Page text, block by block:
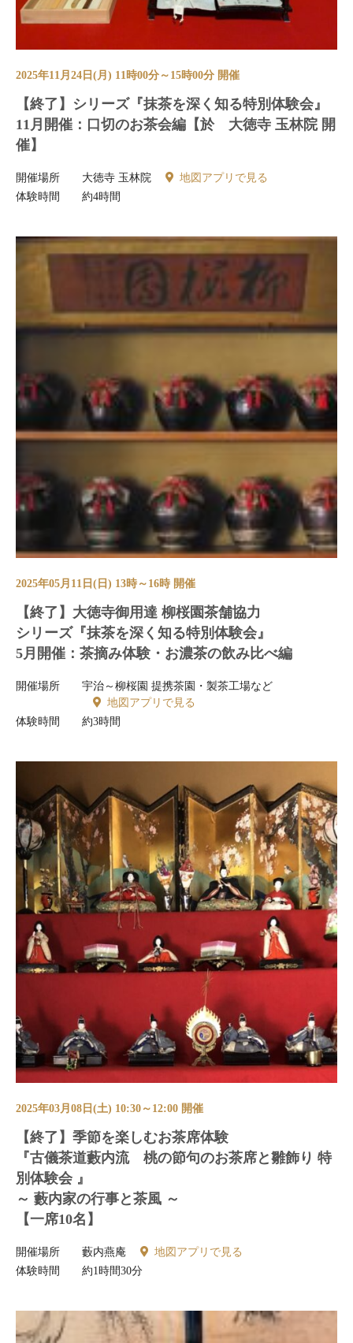
2025年11月24日(月) 11時00分～15時00分 開催
【終了】シリーズ『抹茶を深く知る特別体験会』
11月開催：口切のお茶会編【於 大徳寺 玉林院 開
催】
開催場所 大徳寺 玉林院
地図アプリで見る
体験時間
約4時間
2025年05月11日(日) 13時～16時 開催
【終了】大徳寺御用達 柳桜園茶舗協力
シリーズ『抹茶を深く知る特別体験会』
5月開催：茶摘み体験・お濃茶の飲み比べ編
開催場所
宇治～柳桜園 提携茶園・製茶工場など
地図アプリで見る
体験時間
約3時間
2025年03月08日(土) 10:30～12:00 開催
【終了】季節を楽しむお茶席体験
『古儀茶道藪内流 桃の節句のお茶席と雛飾り 特
別体験会 』
～ 藪内家の行事と茶風 ～
【一席10名】
開催場所 藪内燕庵
地図アプリで見る
体験時間
約1時間30分